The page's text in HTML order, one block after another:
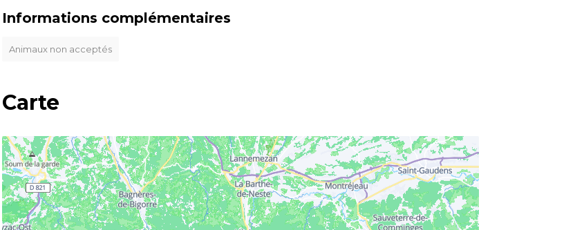
Informations complémentaires
Animaux non acceptés
Carte